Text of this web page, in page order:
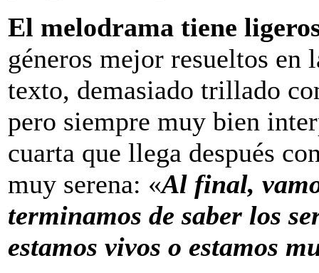
El melodrama tiene
géneros mejor resueltos en
texto, demasiado trillado
pero siempre muy bien
cuarta que llega después
muy serena: «Al final,
terminamos de saber los
estamos vivos o estamos